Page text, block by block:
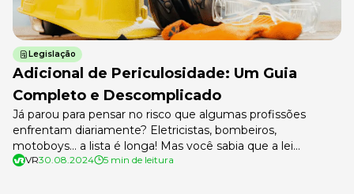
Legislação
Adicional de Periculosidade: Um Guia
Completo e Descomplicado
Já parou para pensar no risco que algumas profissões
enfrentam diariamente? Eletricistas, bombeiros,
motoboys… a lista é longa! Mas você sabia que a lei
reconhece esses perigos e garante um direito importante
VR30.08.2024 5 min de leitura